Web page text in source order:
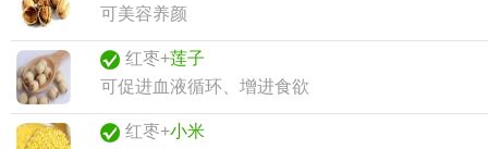
可美容养颜
红枣+莲子
可促进血液循环、增进食欲
红枣+小米